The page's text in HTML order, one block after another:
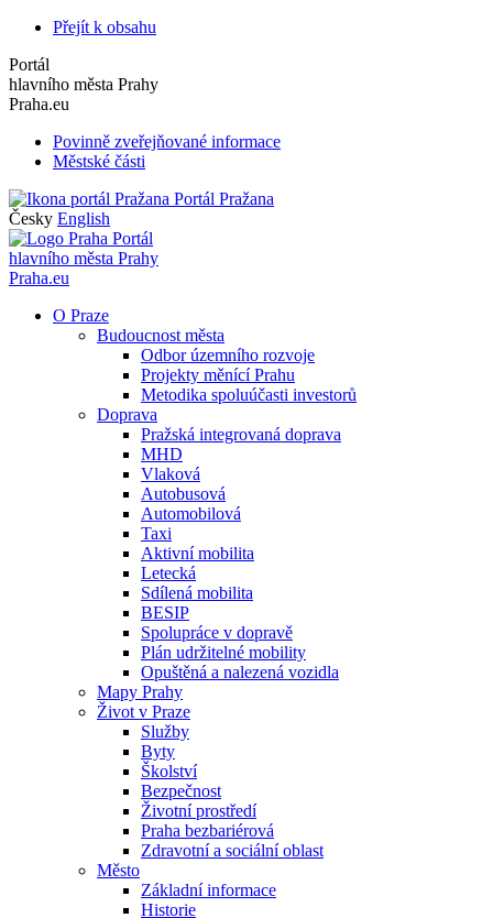
Přejít k obsahu
Portál
hlavního města Prahy
Praha.eu
Povinně zveřejňované informace
Městské části
Portál Pražana
Česky English
Portál
hlavního města Prahy
Praha.eu
O Praze
Budoucnost města
Odbor územního rozvoje
Projekty měnící Prahu
Metodika spoluúčasti investorů
Doprava
Pražská integrovaná doprava
MHD
Vlaková
Autobusová
Automobilová
Taxi
Aktivní mobilita
Letecká
Sdílená mobilita
BESIP
Spolupráce v dopravě
Plán udržitelné mobility
Opuštěná a nalezená vozidla
Mapy Prahy
Život v Praze
Služby
Byty
Školství
Bezpečnost
Životní prostředí
Praha bezbariérová
Zdravotní a sociální oblast
Město
Základní informace
Historie